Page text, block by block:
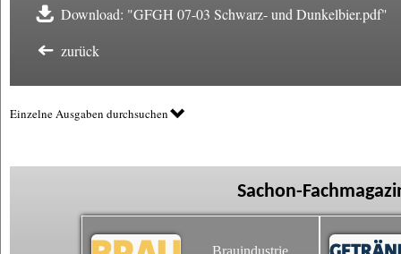
Download: "GFGH 07-03 Schwarz- und Dunkelbier.pdf"
zurück
Einzelne Ausgaben durchsuchen
Sachon-
Brauindustrie